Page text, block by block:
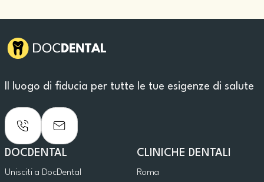
Il luogo di fiducia per tutte le tue esigenze di salute
DOCDENTAL
Unisciti a DocDental
CLINICHE DENTALI
Roma